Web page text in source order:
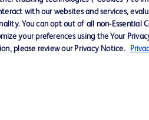
Charte de Protection des
with our websites and services,
You can opt out of all non-Essential
your preferences using the Your
please review our Privacy Notice.